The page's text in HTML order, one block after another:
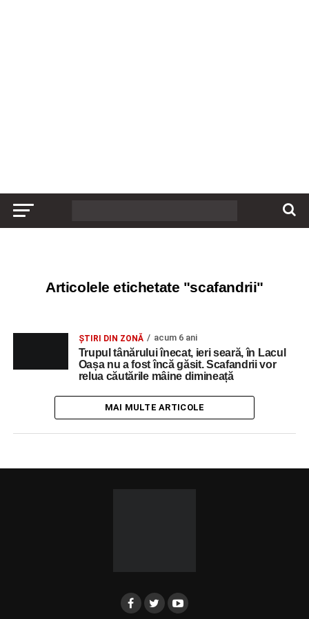
Articolele etichetate "scafandrii"
ȘTIRI DIN ZONĂ acum 6 ani
Trupul tânărului înecat, ieri seară, în Lacul
Oașa nu a fost încă găsit. Scafandrii vor
relua căutările mâine dimineață
MAI MULTE ARTICOLE